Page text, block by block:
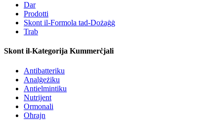
Dar
Prodotti
Skont il-Formola tad-Dożaġġ
Trab
Skont il-Kategorija Kummerċjali
Antibatteriku
Analġeżiku
Antielmintiku
Nutrijent
Ormonali
Oħrajn